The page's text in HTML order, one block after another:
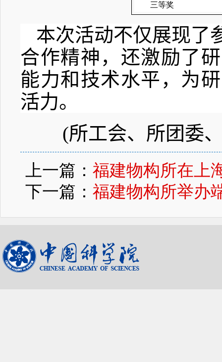
三等奖
本次活动不仅展现了
合作精神，还激励了
能力和技术水平，为
活力。
(所工会、所团委
上一篇： 福建物构所在上
下一篇： 福建物构所举办